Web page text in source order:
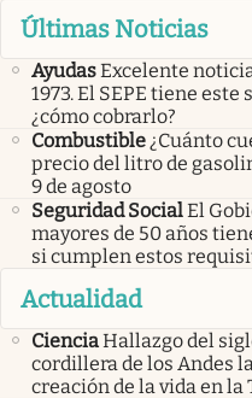
Últimas Noticias
AyudasExcelente
1973. El SEPE tiene
¿cómo cobrarlo?
Combustible¿Cuánto
precio del litro de
9 de agosto
Seguridad SocialEl
mayores de 50 años
si cumplen estos
Actualidad
CienciaHallazgo del
cordillera de los Andes
creación de la vida en la